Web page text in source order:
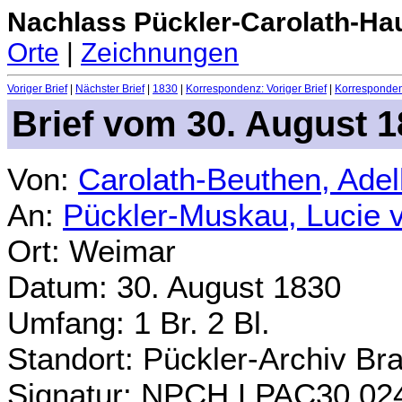
Nachlass Pückler-Carolath-
Orte | Zeichnungen
Voriger Brief| Nächster Brief| 1830 Korrespondenz: Voriger Brief|
Brief vom 30. August
Von: Carolath-Beuthen,
An: Pückler-Muskau, Lucie
Ort: Weimar
Datum: 30. August 1830
Umfang: 1 Br. 2 Bl.
Standort: Pückler-Archiv
Signatur: